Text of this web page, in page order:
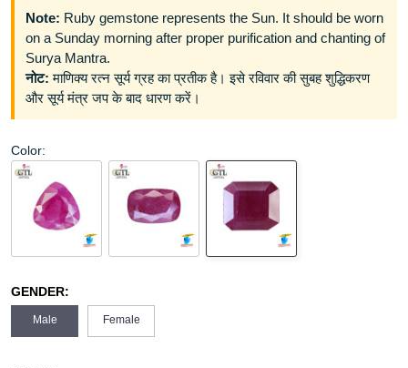
Note: Ruby gemstone represents the Sun. It should be worn
on a Sunday morning after proper purification and chanting of
Surya Mantra.
नोट: माणिक्य रत्न सूर्य ग्रह का प्रतीक है। इसे रविवार की सुबह शुद्धिकरण
और सूर्य मंत्र जप के बाद धारण करें।
Color:
GENDER:
Male Female